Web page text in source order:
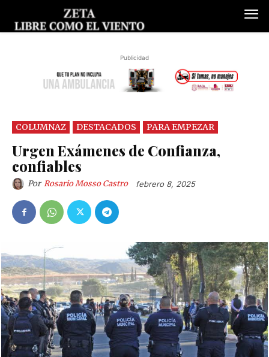
Publicidad
COLUMNAZ DESTACADOS PARA EMPEZAR
Urgen Exámenes de Confianza,
confiables
Por Rosario Mosso Castro febrero 8, 2025